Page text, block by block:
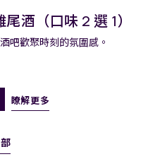
酒（口味 2 選 1）
吧歡聚時刻的氛圍感。
瞭解更多